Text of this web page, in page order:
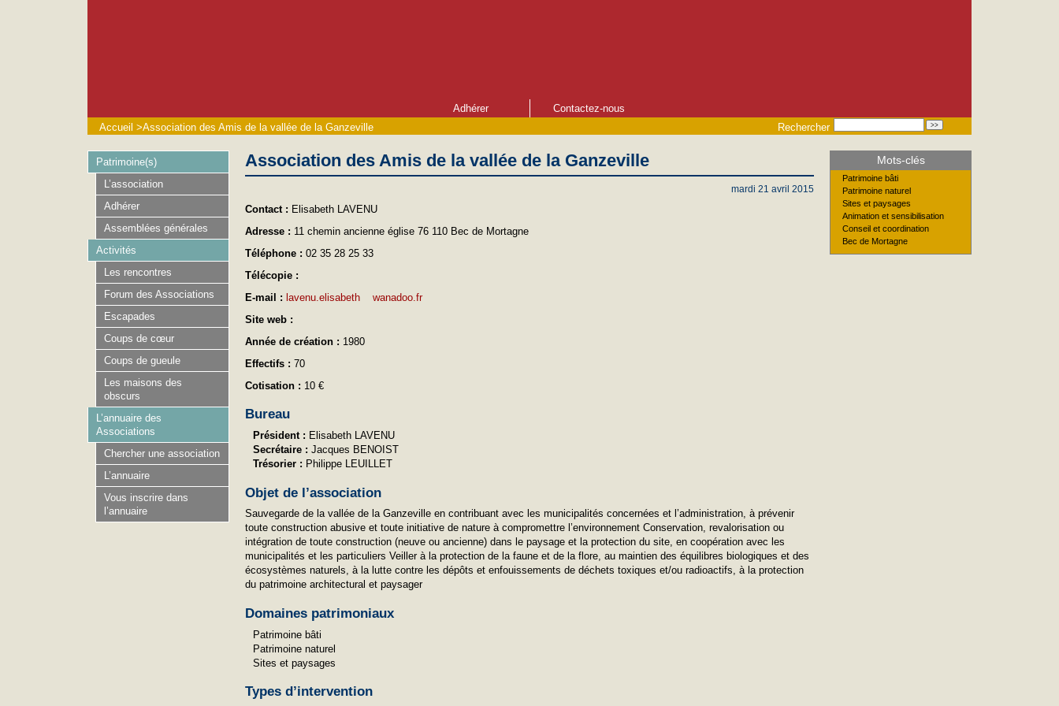
Adhérer
Contactez-nous
Rechercher
Accueil >Association des Amis de la vallée de la Ganzeville
Association des Amis de la vallée de la Ganzeville
mardi 21 avril 2015
Contact : Elisabeth LAVENU
Adresse : 11 chemin ancienne église 76 110 Bec de Mortagne
Téléphone : 02 35 28 25 33
Télécopie :
E-mail : lavenu.elisabeth
wanadoo.fr
Site web :
Année de création : 1980
Effectifs : 70
Cotisation : 10 €
Bureau
Président : Elisabeth LAVENU
Secrétaire : Jacques BENOIST
Trésorier : Philippe LEUILLET
Objet de l’association
Sauvegarde de la vallée de la Ganzeville en contribuant avec les municipalités concernées et l’administration, à prévenir
toute construction abusive et toute initiative de nature à compromettre l’environnement Conservation, revalorisation ou
intégration de toute construction (neuve ou ancienne) dans le paysage et la protection du site, en coopération avec les
municipalités et les particuliers Veiller à la protection de la faune et de la flore, au maintien des équilibres biologiques et des
écosystèmes naturels, à la lutte contre les dépôts et enfouissements de déchets toxiques et/ou radioactifs, à la protection
du patrimoine architectural et paysager
Domaines patrimoniaux
Patrimoine bâti
Patrimoine naturel
Sites et paysages
Types d’intervention
Patrimoine(s)
L’association
Adhérer
Assemblées générales
Activités
Les rencontres
Forum des Associations
Escapades
Coups de cœur
Coups de gueule
Les maisons des
obscurs
L’annuaire des
Associations
Chercher une association
L’annuaire
Vous inscrire dans
l’annuaire
Mots-clés
Patrimoine bâti
Patrimoine naturel
Sites et paysages
Animation et sensibilisation
Conseil et coordination
Bec de Mortagne